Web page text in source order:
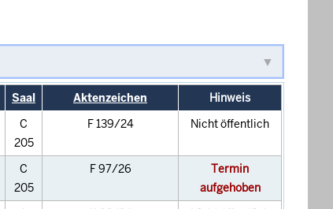
Saal Aktenzeichen
Hinweis
C
205
F 139/24 Nicht öffentlich
C
205
F 97/26
Termin
aufgehoben